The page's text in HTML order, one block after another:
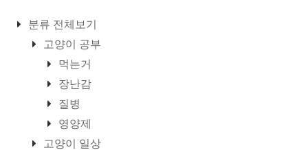
분류 전체보기
고양이 공부
먹는거
장난감
질병
영양제
고양이 일상